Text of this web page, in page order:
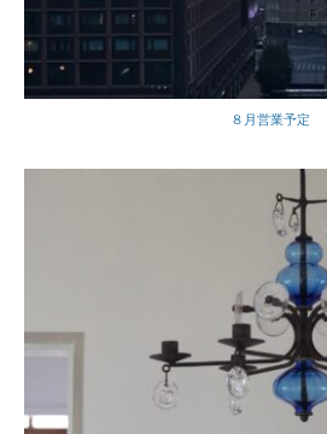
８月営業予定